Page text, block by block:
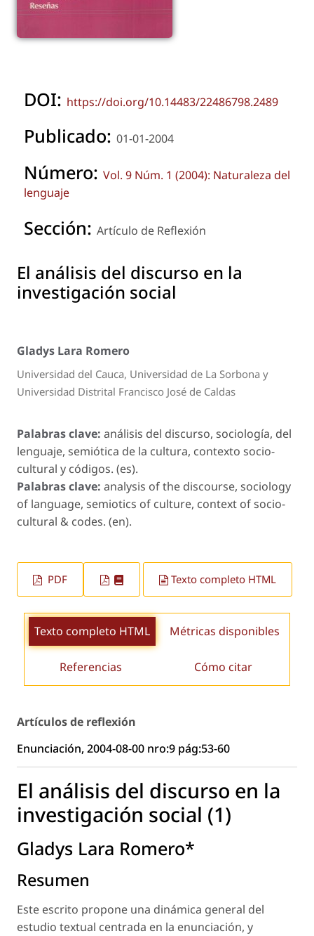
DOI: https://doi.org/10.14483/22486798.2489
Publicado: 01-01-2004
Número: Vol. 9 Núm. 1 (2004): Naturaleza del
lenguaje
Sección: Artículo de Reflexión
El análisis del discurso en la
investigación social
Gladys Lara Romero
Universidad del Cauca, Universidad de La Sorbona y
Universidad Distrital Francisco José de Caldas
Palabras clave: análisis del discurso, sociología, del
lenguaje, semiótica de la cultura, contexto socio-
cultural y códigos. (es).
Palabras clave: analysis of the discourse, sociology
of language, semiotics of culture, context of socio-
cultural & codes. (en).
PDF Texto completo HTML
Texto completo HTML Métricas disponibles
Referencias Cómo citar
Artículos de reflexión
Enunciación, 2004-08-00 nro:9 pág:53-60
El análisis del discurso en la
investigación social (1)
Gladys Lara Romero*
Resumen
Este escrito propone una dinámica general del
estudio textual centrada en la enunciación, y